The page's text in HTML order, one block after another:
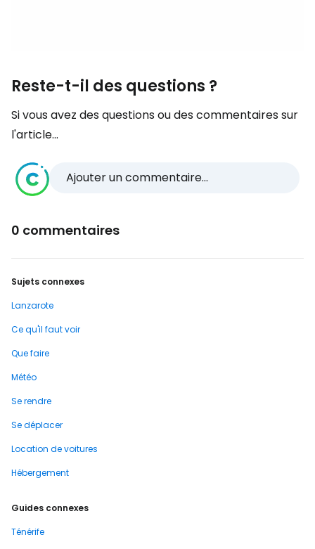
Reste-t-il des questions ?
Si vous avez des questions ou des commentaires sur
l'article...
Ajouter un commentaire...
0 commentaires
Sujets connexes
Lanzarote
Ce qu'il faut voir
Que faire
Météo
Se rendre
Se déplacer
Location de voitures
Hébergement
Guides connexes
Ténérife